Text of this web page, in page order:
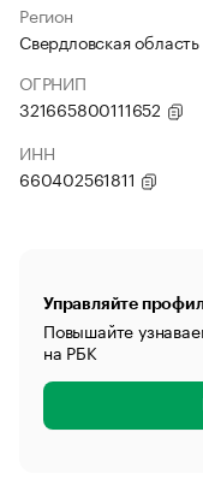
Регион
Свердловская область
ОГРНИП
321665800111652
ИНН
660402561811
Управляйте
Повышайте
на РБК